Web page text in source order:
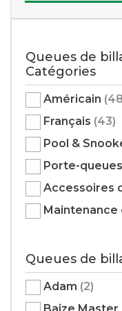
BILLES
Américaines
Françaises
Pool
Snooker
A l'unité
Entrainement
Pétanque
Accessoires
Entretien
Sacoches
Queues de
Catégories
Américain
Français (43)
Pool &
Porte-queues
Accessoires
Maintenance
Queues de
Adam (2)